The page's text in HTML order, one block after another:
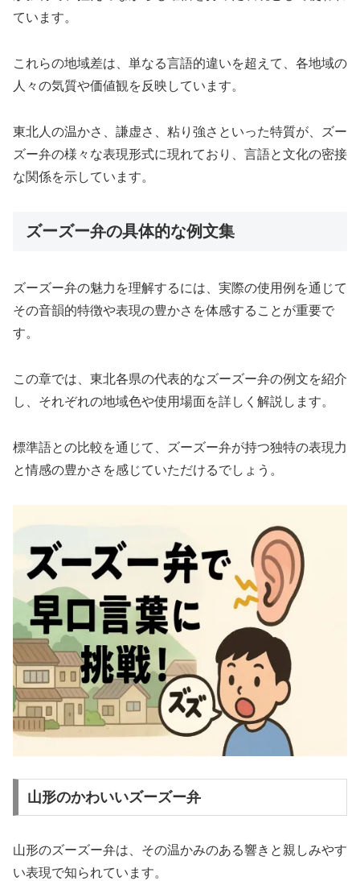
ています。
これらの地域差は、単なる言語的違いを超えて、各地域の
人々の気質や価値観を反映しています。
東北人の温かさ、謙虚さ、粘り強さといった特質が、ズー
ズー弁の様々な表現形式に現れており、言語と文化の密接
な関係を示しています。
ズーズー弁の具体的な例文集
ズーズー弁の魅力を理解するには、実際の使用例を通じて
その音韻的特徴や表現の豊かさを体感することが重要で
す。
この章では、東北各県の代表的なズーズー弁の例文を紹介
し、それぞれの地域色や使用場面を詳しく解説します。
標準語との比較を通じて、ズーズー弁が持つ独特の表現力
と情感の豊かさを感じていただけるでしょう。
山形のかわいいズーズー弁
山形のズーズー弁は、その温かみのある響きと親しみやす
い表現で知られています。